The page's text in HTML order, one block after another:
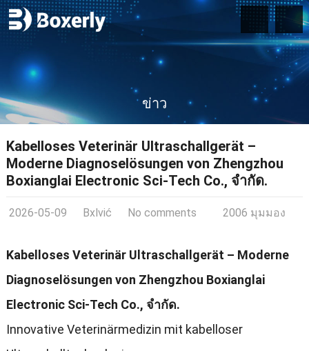
ข่าว
Kabelloses Veterinär Ultraschallgerät –
Moderne Diagnoselösungen von Zhengzhou
Boxianglai Electronic Sci-Tech Co., จํากัด.
2026-05-09 Bxlvić No comments 2006 มุมมอง
Kabelloses Veterinär Ultraschallgerät – Moderne
Diagnoselösungen von Zhengzhou Boxianglai
Electronic Sci-Tech Co., จํากัด.
Innovative Veterinärmedizin mit kabelloser